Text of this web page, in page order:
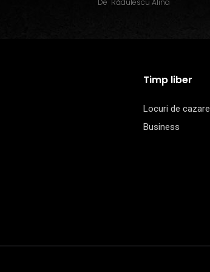
De Rădulescu Alina
Timp liber
Locuri de cazare
Business